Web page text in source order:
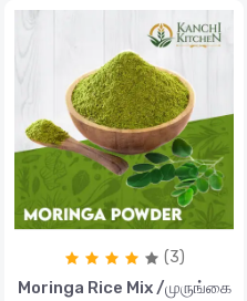
(3)
Moringa Rice Mix /முருங்கை